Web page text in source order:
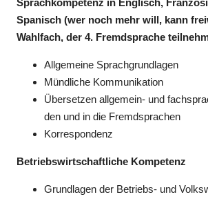
Sprachkompetenz in Englisch,
Spanisch (wer noch mehr will, kann
Wahlfach, der 4. Fremdsprache
Allgemeine Sprachgrundlagen
Mündliche Kommunikation
Übersetzen allgemein- und
den und in die Fremdsprachen
Korrespondenz
Betriebswirtschaftliche Kompetenz
Grundlagen der Betriebs- und